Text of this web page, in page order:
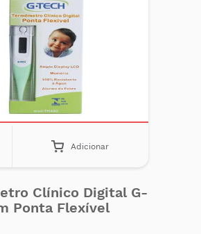
Adicionar
Clínico Digital G-
Ponta Flexível